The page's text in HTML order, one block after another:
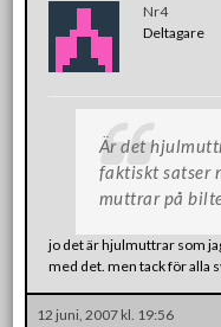
Nr4
Deltagare
Är det
faktiskt satser
muttrar på
jo det är hjulmuttrar som
med det. men tack för alla
12 juni, 2007 kl. 19:56